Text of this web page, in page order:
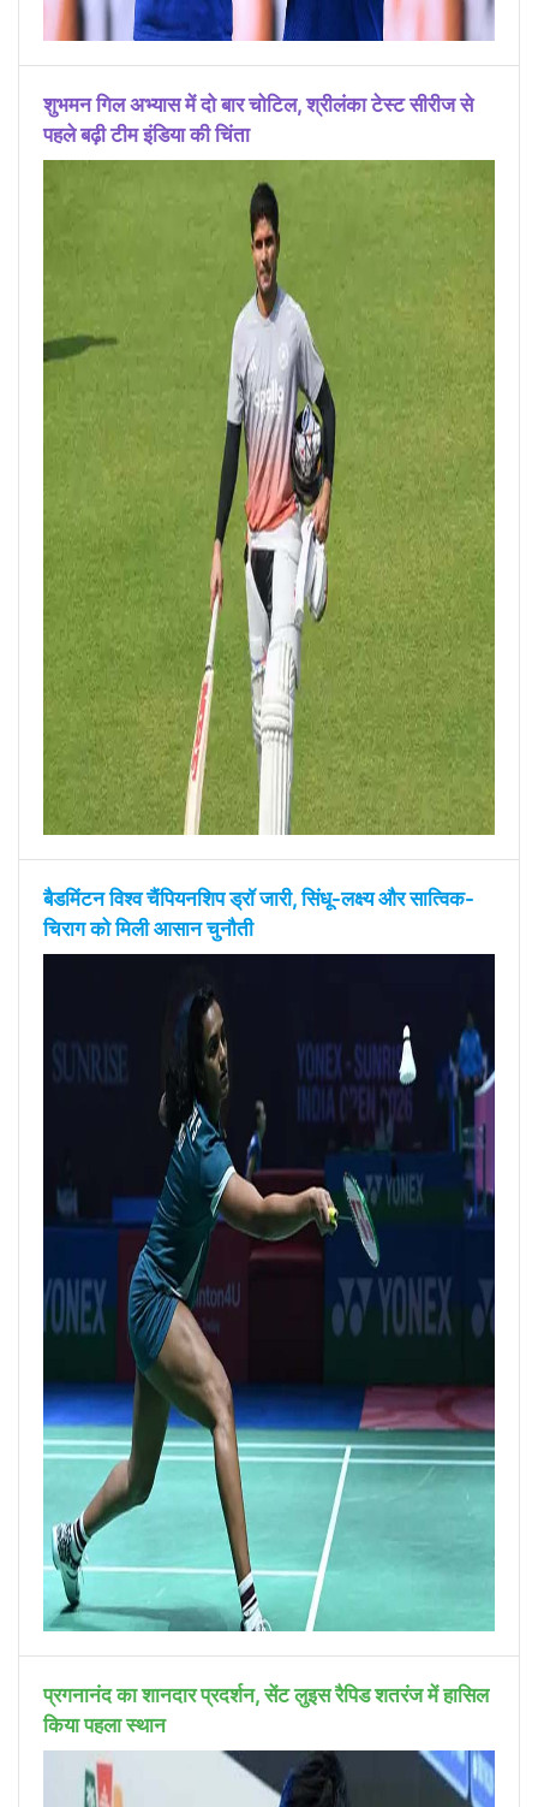
शुभमन गिल अभ्यास में दो बार चोटिल, श्रीलंका टेस्ट सीरीज से
पहले बढ़ी टीम इंडिया की चिंता
बैडमिंटन विश्व चैंपियनशिप ड्रॉ जारी, सिंधू-लक्ष्य और सात्विक-
चिराग को मिली आसान चुनौती
प्रगनानंद का शानदार प्रदर्शन, सेंट लुइस रैपिड शतरंज में हासिल
किया पहला स्थान